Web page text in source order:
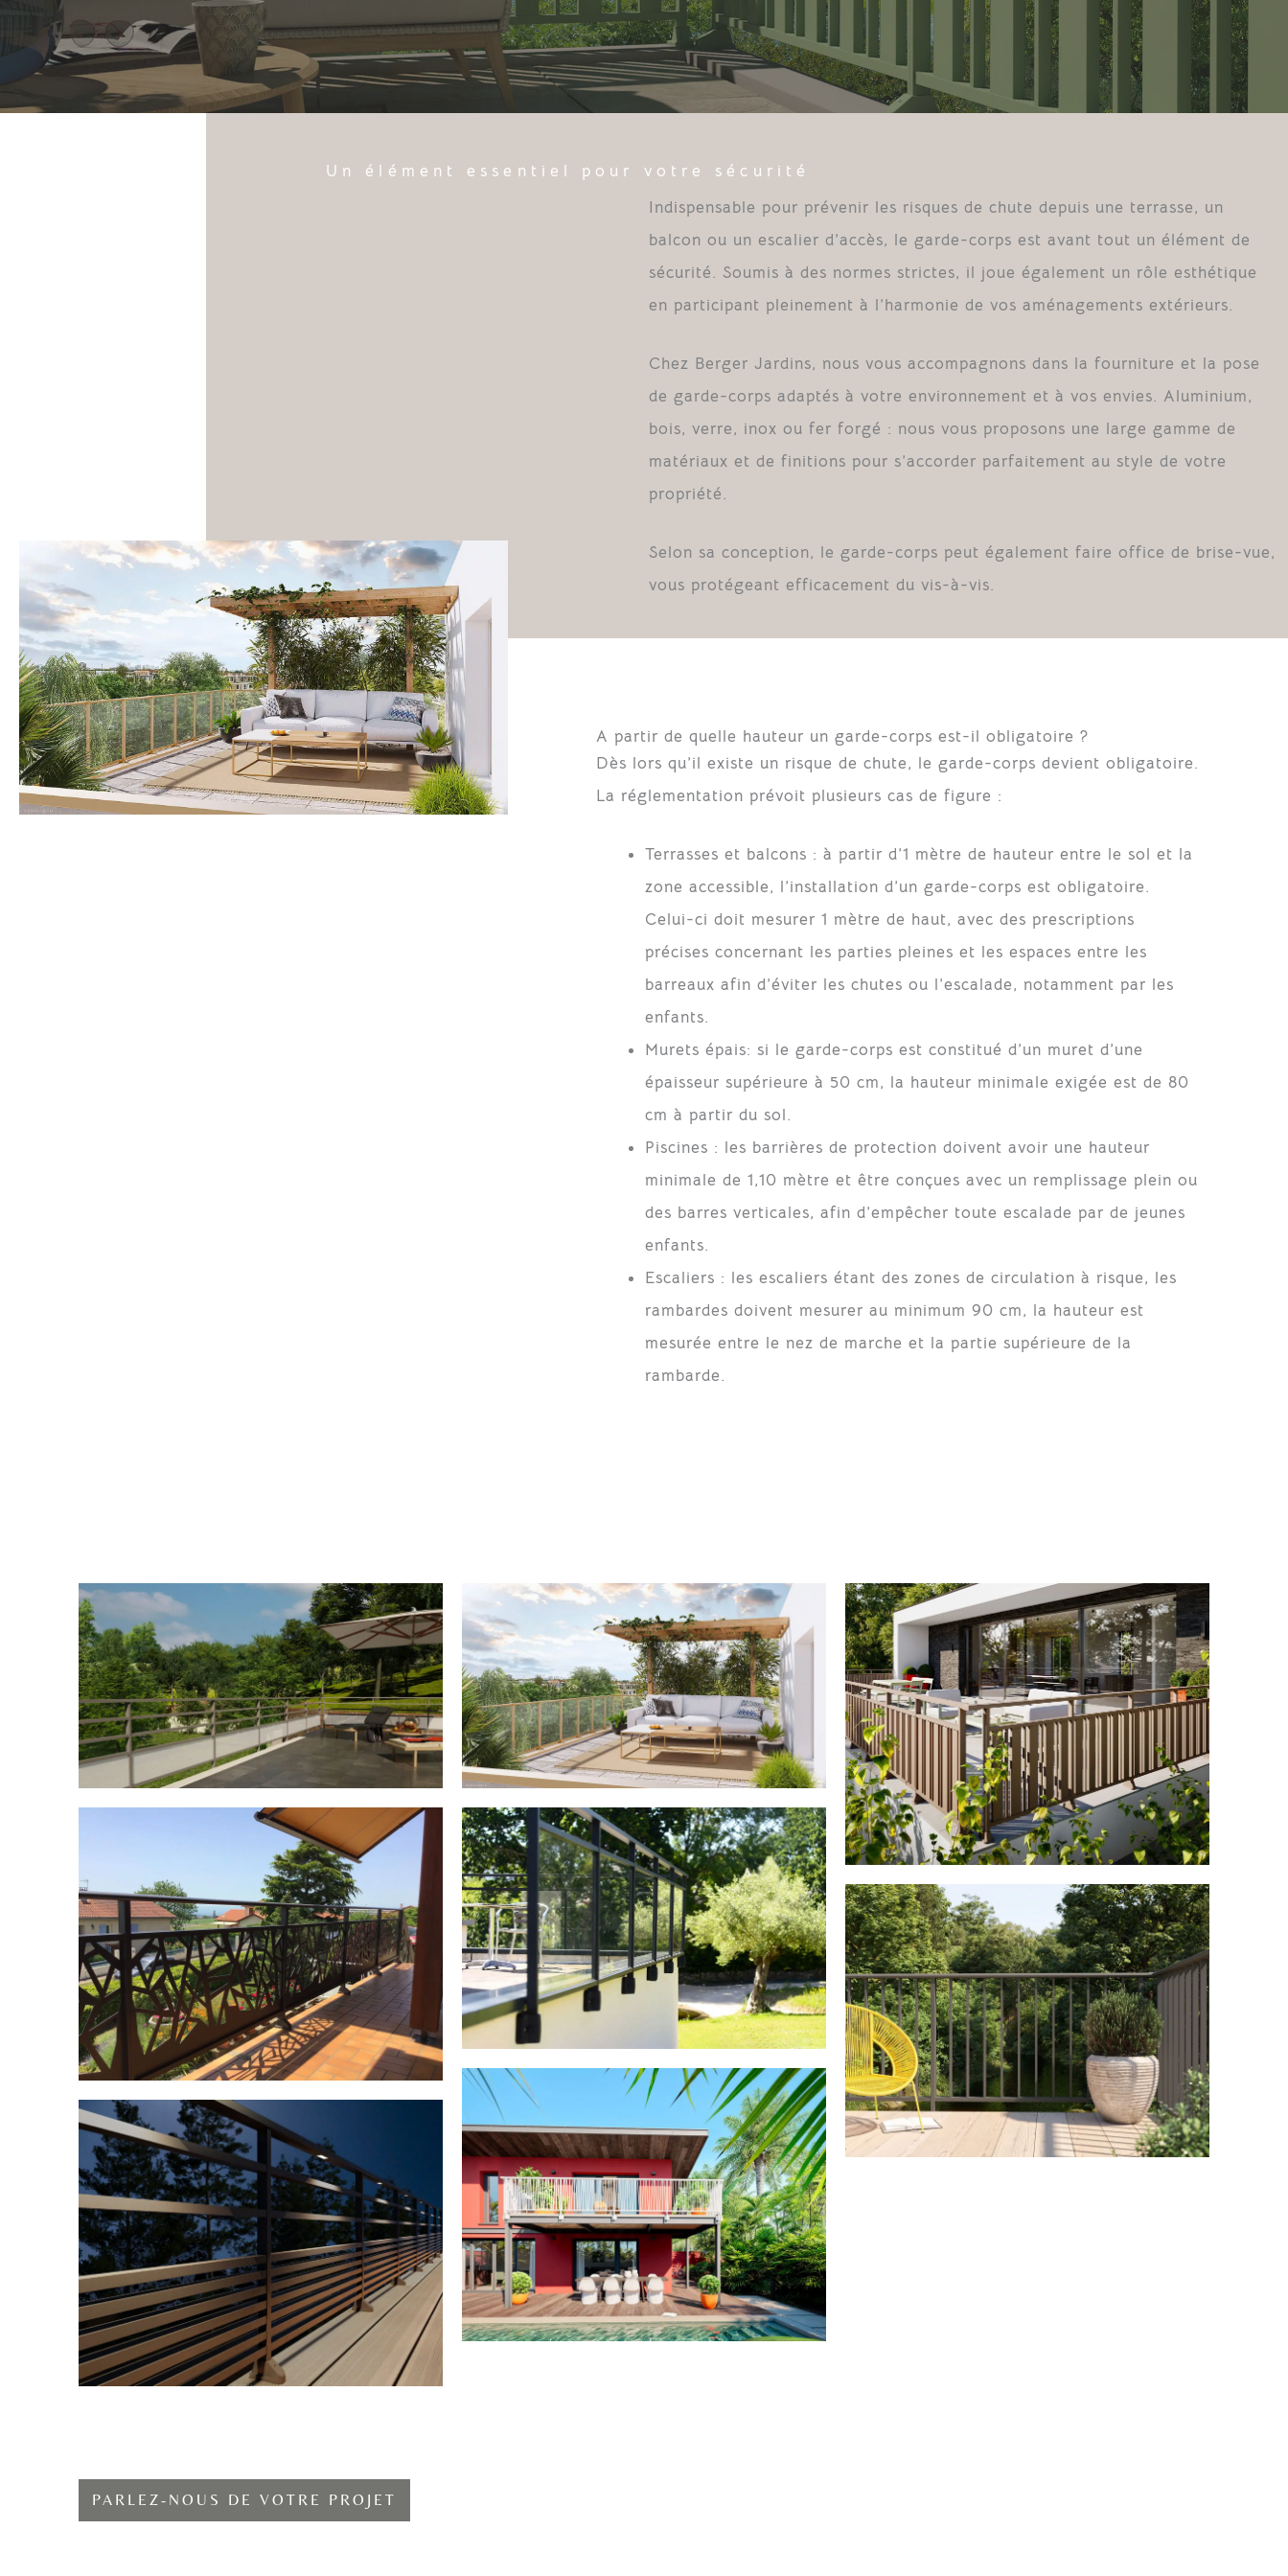
Un élément essentiel pour votre sécurité
Indispensable pour prévenir les risques de chute depuis une terrasse, un
balcon ou un escalier d’accès, le garde-corps est avant tout un élément de
sécurité. Soumis à des normes strictes, il joue également un rôle esthétique
en participant pleinement à l’harmonie de vos aménagements extérieurs.
Chez Berger Jardins, nous vous accompagnons dans la fourniture et la pose
de garde-corps adaptés à votre environnement et à vos envies. Aluminium,
bois, verre, inox ou fer forgé : nous vous proposons une large gamme de
matériaux et de finitions pour s’accorder parfaitement au style de votre
propriété.
Selon sa conception, le garde-corps peut également faire office de brise-vue,
vous protégeant efficacement du vis-à-vis.
A partir de quelle hauteur un garde-corps est-il obligatoire ?
Dès lors qu’il existe un risque de chute, le garde-corps devient obligatoire.
La réglementation prévoit plusieurs cas de figure :
Terrasses et balcons : à partir d’1 mètre de hauteur entre le sol et la
zone accessible, l’installation d’un garde-corps est obligatoire.
Celui-ci doit mesurer 1 mètre de haut, avec des prescriptions
précises concernant les parties pleines et les espaces entre les
barreaux afin d’éviter les chutes ou l’escalade, notamment par les
enfants.
Murets épais: si le garde-corps est constitué d’un muret d’une
épaisseur supérieure à 50 cm, la hauteur minimale exigée est de 80
cm à partir du sol.
Piscines : les barrières de protection doivent avoir une hauteur
minimale de 1,10 mètre et être conçues avec un remplissage plein ou
des barres verticales, afin d’empêcher toute escalade par de jeunes
enfants.
Escaliers : les escaliers étant des zones de circulation à risque, les
rambardes doivent mesurer au minimum 90 cm, la hauteur est
mesurée entre le nez de marche et la partie supérieure de la
rambarde.
PARLEZ-NOUS DE VOTRE PROJET